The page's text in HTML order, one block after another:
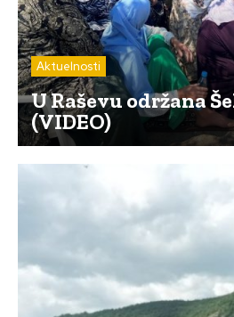
Aktuelnosti
U Raševu održana
(VIDEO)